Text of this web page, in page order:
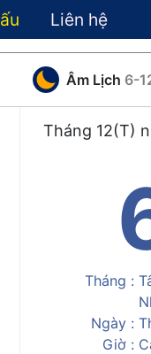
Liên hệ
Âm Lịch 6-
Tháng 12(T)
Tháng :
Ngày :
Giờ :